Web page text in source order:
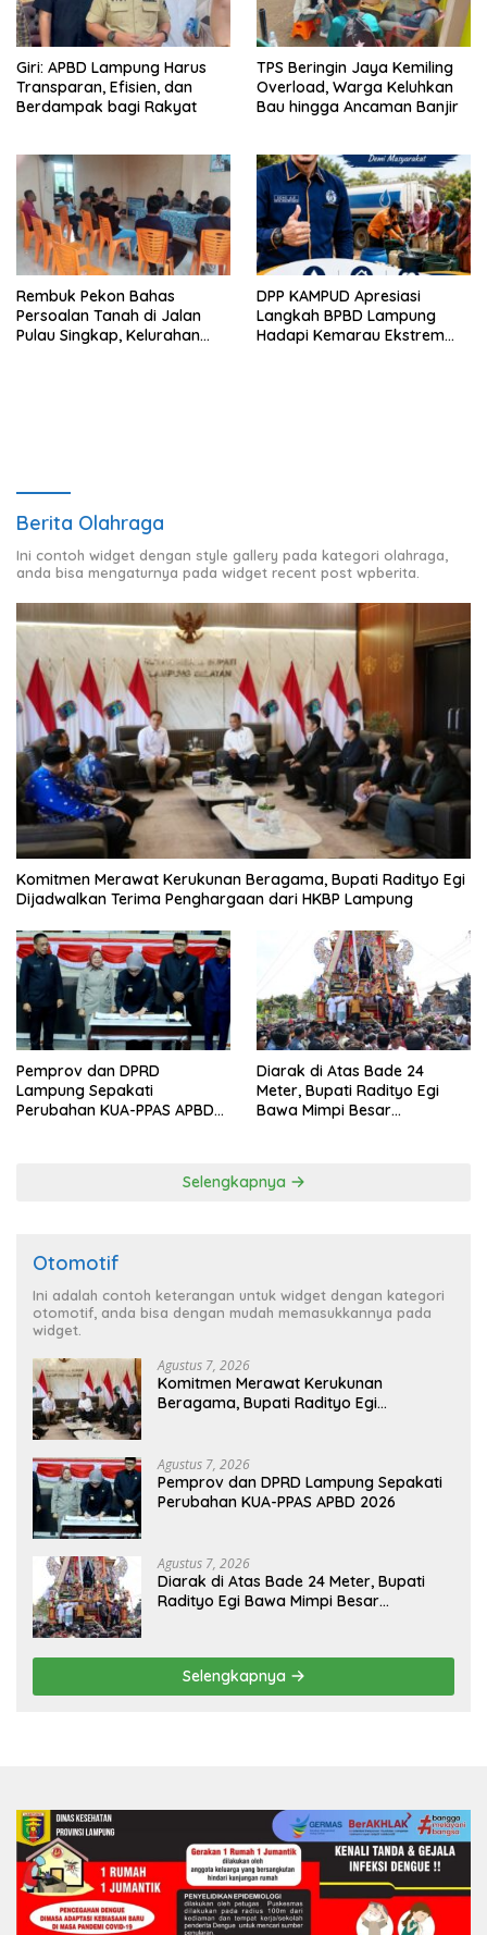
Giri: APBD Lampung Harus
Transparan, Efisien, dan
Berdampak bagi Rakyat
TPS Beringin Jaya Kemiling
Overload, Warga Keluhkan
Bau hingga Ancaman Banjir
Rembuk Pekon Bahas
Persoalan Tanah di Jalan
Pulau Singkap, Kelurahan
DPP KAMPUD Apresiasi
Langkah BPBD Lampung
Hadapi Kemarau Ekstrem
Berita Olahraga
Ini contoh widget dengan style gallery pada kategori olahraga,
anda bisa mengaturnya pada widget recent post wpberita.
Komitmen Merawat Kerukunan Beragama, Bupati Radityo Egi
Dijadwalkan Terima Penghargaan dari HKBP Lampung
Pemprov dan DPRD
Lampung Sepakati
Perubahan KUA-PPAS APBD
Diarak di Atas Bade 24
Meter, Bupati Radityo Egi
Bawa Mimpi Besar
Selengkapnya
Otomotif
Ini adalah contoh keterangan untuk widget dengan kategori
otomotif, anda bisa dengan mudah memasukkannya pada
widget.
Agustus 7, 2026
Komitmen Merawat Kerukunan
Beragama, Bupati Radityo Egi
Agustus 7, 2026
Pemprov dan DPRD Lampung Sepakati
Perubahan KUA-PPAS APBD 2026
Agustus 7, 2026
Diarak di Atas Bade 24 Meter, Bupati
Radityo Egi Bawa Mimpi Besar
Selengkapnya